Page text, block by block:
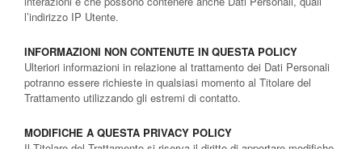
l’indirizzo IP Utente.
INFORMAZIONI NON CONTENUTE IN QUESTA POLICY
Ulteriori informazioni in relazione al trattamento dei Dati Personali
potranno essere richieste in qualsiasi momento al Titolare del
Trattamento utilizzando gli estremi di contatto.
MODIFICHE A QUESTA PRIVACY POLICY